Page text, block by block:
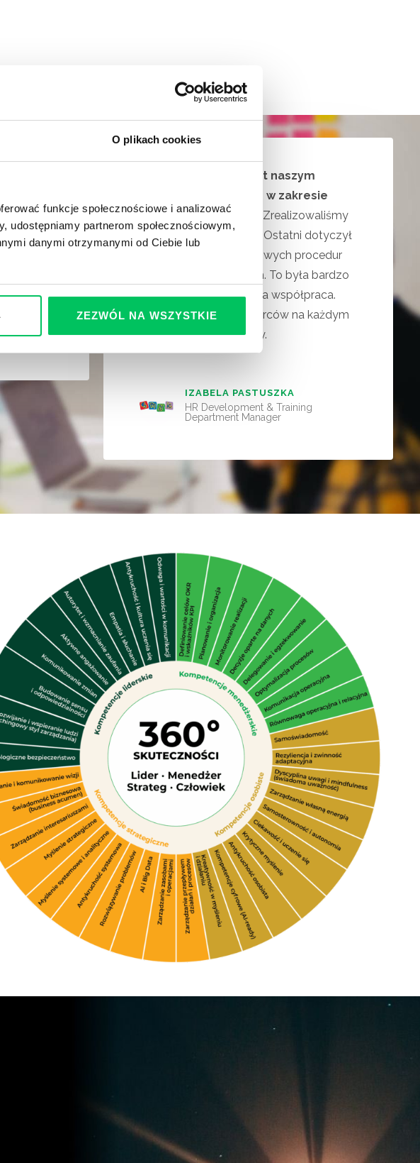
O plikach cookies
funkcje społecznościowe i analizować
partnerom społecznościowym,
danymi otrzymanymi od Ciebie lub
ZEZWÓL NA WSZYSTKIE
i
North
Gamma od kilku lat jest naszym
kluczowym partnerem w zakresie
rozwoju pracowników
. Zrealizowaliśmy
wspólnie kilka projektów. Ostatni dotyczył
wdrożenia i utrwalenia nowych procedur
operacyjnych w sklepach. To była bardzo
merytoryczna i przyjemna współpraca.
100% zadowolenia odbiorców na każdym
poziomie naszej struktury.
IZABELA PASTUSZKA
HR Development & Training
Department Manager